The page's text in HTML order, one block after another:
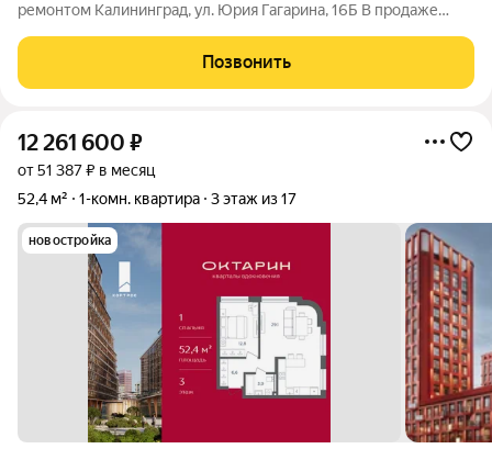
ремонтом Калининград, ул. Юрия Гагарина, 16Б В продаже
одном из самых удобных районов Калининграда рядом с
историческим центром и главными
Позвонить
12 261 600 ₽
от 51 387 ₽ в месяц
52,4 м²
1-комн. квартира 3 этаж из 17
новостройка